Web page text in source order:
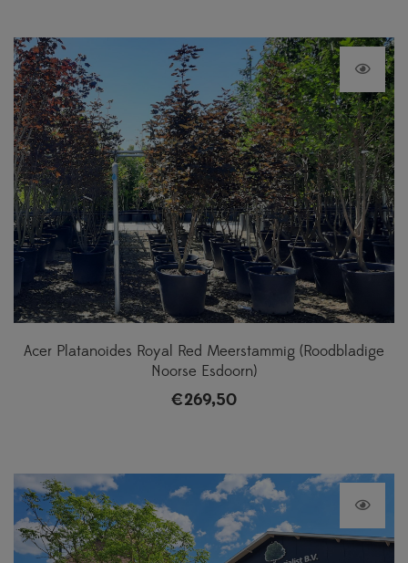
Acer Platanoides Royal Red Meerstammig (Roodbladige
Noorse Esdoorn)
€269,50